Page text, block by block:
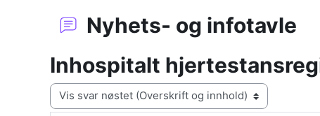
Nyhets- og infotavle
Inhospitalt
Visningsmodus